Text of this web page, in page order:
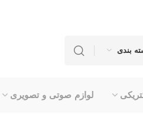
بندی
لوازم صوتی و تصویری